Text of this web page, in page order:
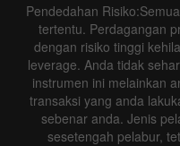
Pendedahan
tertentu. Perdagangan
dengan risiko tinggi
leverage. Anda tidak
instrumen ini melainkan
transaksi yang anda
sebenar anda. Jenis
sesetengah pelabur,